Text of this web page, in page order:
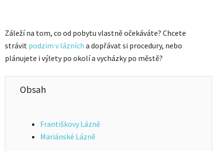
Záleží na tom, co od pobytu vlastně očekáváte? Chcete
strávit podzim v lázních a dopřávat si procedury, nebo
plánujete i výlety po okolí a vycházky po městě?
Obsah
Františkovy Lázně
Mariánské Lázně